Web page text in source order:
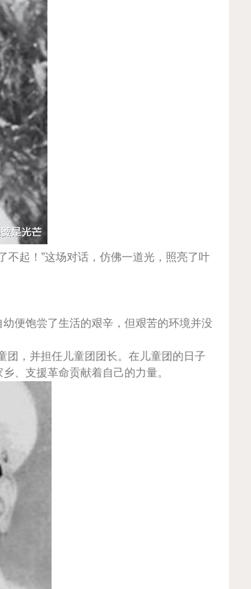
不起！”这场对话，仿佛一道光，照亮了叶
便饱尝了生活的艰辛，但艰苦的环境并没
团，并担任儿童团团长。在儿童团的日子
、支援革命贡献着自己的力量。